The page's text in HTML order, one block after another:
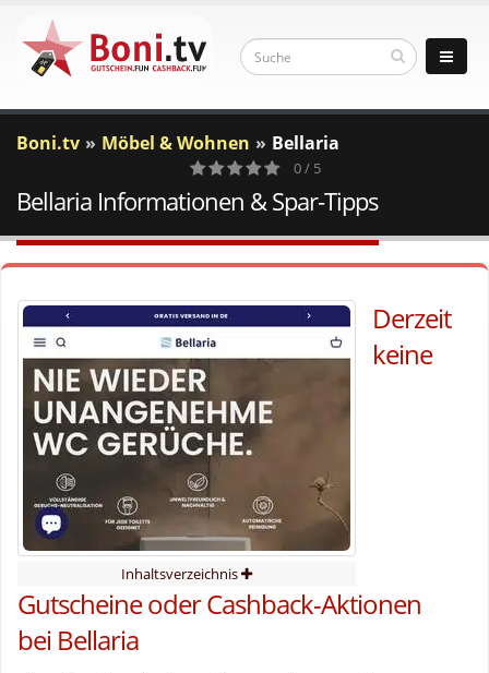
Boni.tv Möbel & Wohnen Bellaria
0
Votes
0 / 5
Bellaria Informationen & Spar-Tipps
Inhaltsverzeichnis
Derzeit
keine
Gutscheine oder Cashback-Aktionen
bei Bellaria